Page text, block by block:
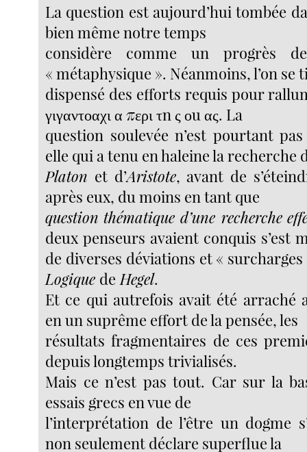
La question est aujourd’hui tombée
bien même notre temps
considère comme un progrès
« métaphysique ». Néanmoins, l’on se
dispensé des efforts requis pour
γιγαντοαχι α περι τn ς οu ας. La
question soulevée n’est pourtant
elle qui a tenu en haleine la recherche
Platon et d’Aristote, avant de
après eux, du moins en tant que
question thématique d’une recherche
deux penseurs avaient conquis s’est
de diverses déviations et «
Logique de Hegel.
Et ce qui autrefois avait été arraché
en un suprême effort de la pensée, les
résultats fragmentaires de ces
depuis longtemps trivialisés.
Mais ce n’est pas tout. Car sur la
essais grecs en vue de
l’interprétation de l’être un dogme
non seulement déclare superflue la